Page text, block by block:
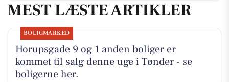
MEST LÆSTE ARTIKLER
BOLIGMARKED
Horupsgade 9 og 1 anden boliger er
kommet til salg denne uge i Tønder - se
boligerne her.